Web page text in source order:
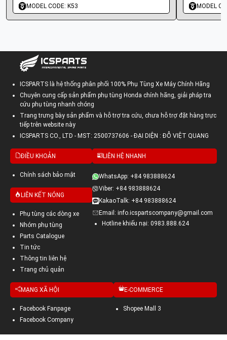
MODEL CODE: K53
MODEL
ICSPARTS là hệ thống phân phối 100% Phụ Tùng Xe Máy Chính Hãng
Chuyên cung cấp sản phẩm phụ tùng Honda chính hãng, giải pháp tra
cứu phụ tùng nhanh chóng
Trang trưng bày sản phẩm và hỗ trợ tra cứu, chưa hỗ trợ đặt hàng trực
tiếp trên website này
ICSPARTS CO., LTD - MST: 2500737606 - ĐẠI DIỆN : ĐỖ VIỆT QUANG
ĐIỀU KHOẢN
Chính sách bảo mật
LIÊN KẾT NÓNG
Phụ tùng các dòng xe
Nhóm phụ tùng
Parts Catalogue
Tin tức
Thông tin liên hệ
Trang chủ quản
LIÊN HỆ NHANH
WhatsApp: +84 983888624
Viber: +84 983888624
KakaoTalk: +84 983888624
Email: info.icspartscompany@gmail.com
Hotline khiếu nại: 0983.888.624
MẠNG XÃ HỘI
Facebook Fanpage
Facebook Company
E-COMMERCE
Shopee Mall 3